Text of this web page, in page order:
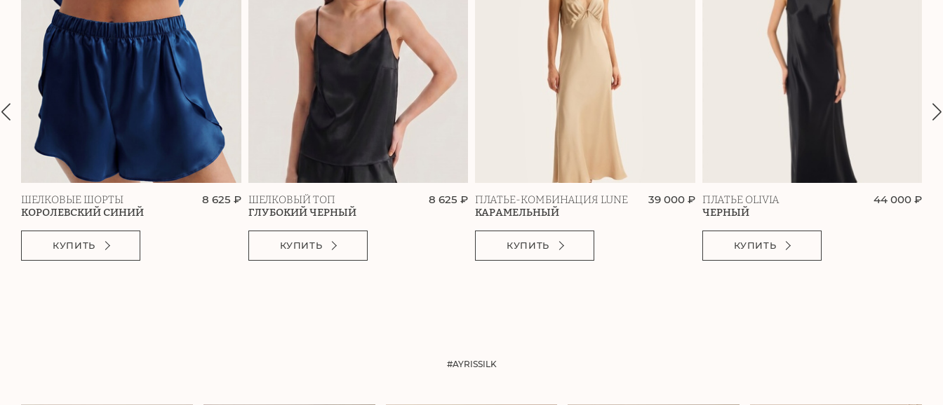
ШЕЛКОВЫЕ ШОРТЫ
КОРОЛЕВСКИЙ СИНИЙ
8 625 ₽
КУПИТЬ
ШЕЛКОВЫЙ ТОП
ГЛУБОКИЙ ЧЕРНЫЙ
8 625 ₽
КУПИТЬ
ПЛАТЬЕ-КОМБИНАЦИЯ LUNE
КАРАМЕЛЬНЫЙ
39 000 ₽
КУПИТЬ
ПЛАТЬЕ OLIVIA
ЧЕРНЫЙ
44 000 ₽
КУПИТЬ
#AYRISSILK